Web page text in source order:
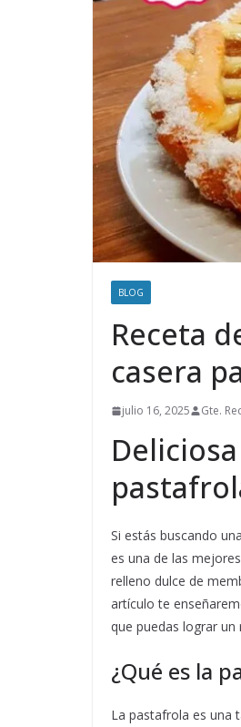
BLOG
Receta
casera
julio 16, 2025 Gte.
Si estás buscando una
es una de las
relleno dulce de
artículo te
que puedas lograr
¿Qué es la
La pastafrola es una